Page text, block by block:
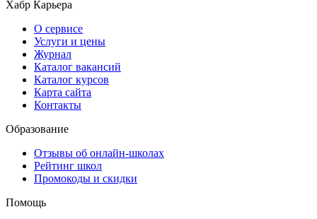
Хабр Карьера
О сервисе
Услуги и цены
Журнал
Каталог вакансий
Каталог курсов
Карта сайта
Контакты
Образование
Отзывы об онлайн-школах
Рейтинг школ
Промокоды и скидки
Помощь